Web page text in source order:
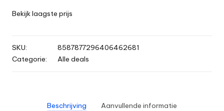
Bekijk laagste prijs
SKU:
8587877296406462681
Categorie:
Alle deals
Beschrijving Aanvullende informatie